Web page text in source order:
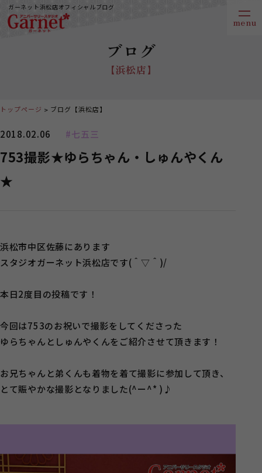
ガーネット浜松店オフィシャルブログ
ブログ
【浜松店】
2018.02.06 #七五三
753撮影★ゆらちゃん・しゅんやくん
★
浜松市中区佐藤にあります
スタジオガーネット浜松店です(＾▽＾)/
本日2度目の投稿です！
今回は753のお祝いで撮影をしてくださった
ゆらちゃんとしゅんやくんをご紹介させて頂きます！
お兄ちゃんと弟くんも着物を着て撮影に参加して頂き、
とて賑やかな撮影となりました(^ー^* )♪
トップページ ブログ【浜松店】